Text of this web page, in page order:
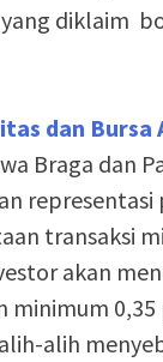
diklaim
dan Bursa
Braga dan
transaksi
akan
minimum 0,35
alih